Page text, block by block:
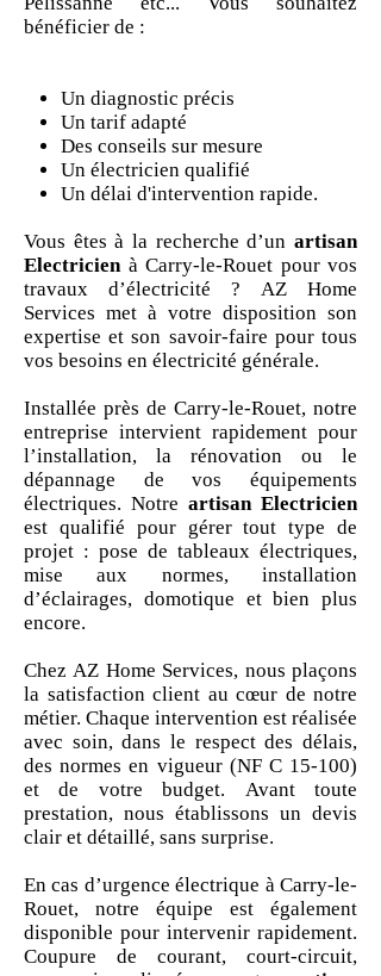
bénéficier de :
Un diagnostic précis
Un tarif adapté
Des conseils sur mesure
Un électricien qualifié
Un délai d'intervention rapide.
Vous êtes à la recherche d’un artisan
Electricienà Carry-le-Rouet pour vos
travaux d’électricité ? AZ Home
Services met à votre disposition son
expertise et son savoir-faire pour tous
vos besoins en électricité générale.
Installée près de Carry-le-Rouet, notre
entreprise intervient rapidement pour
l’installation, la rénovation ou le
dépannage de vos équipements
électriques. Notre artisan Electricien
est qualifié pour gérer tout type de
projet : pose de tableaux électriques,
mise aux normes, installation
d’éclairages, domotique et bien plus
encore.
Chez AZ Home Services, nous plaçons
la satisfaction client au cœur de notre
métier. Chaque intervention est réalisée
avec soin, dans le respect des délais,
des normes en vigueur (NF C 15-100)
et de votre budget. Avant toute
prestation, nous établissons un devis
clair et détaillé, sans surprise.
En cas d’urgence électrique à Carry-le-
Rouet, notre équipe est également
disponible pour intervenir rapidement.
Coupure de courant, court-circuit,